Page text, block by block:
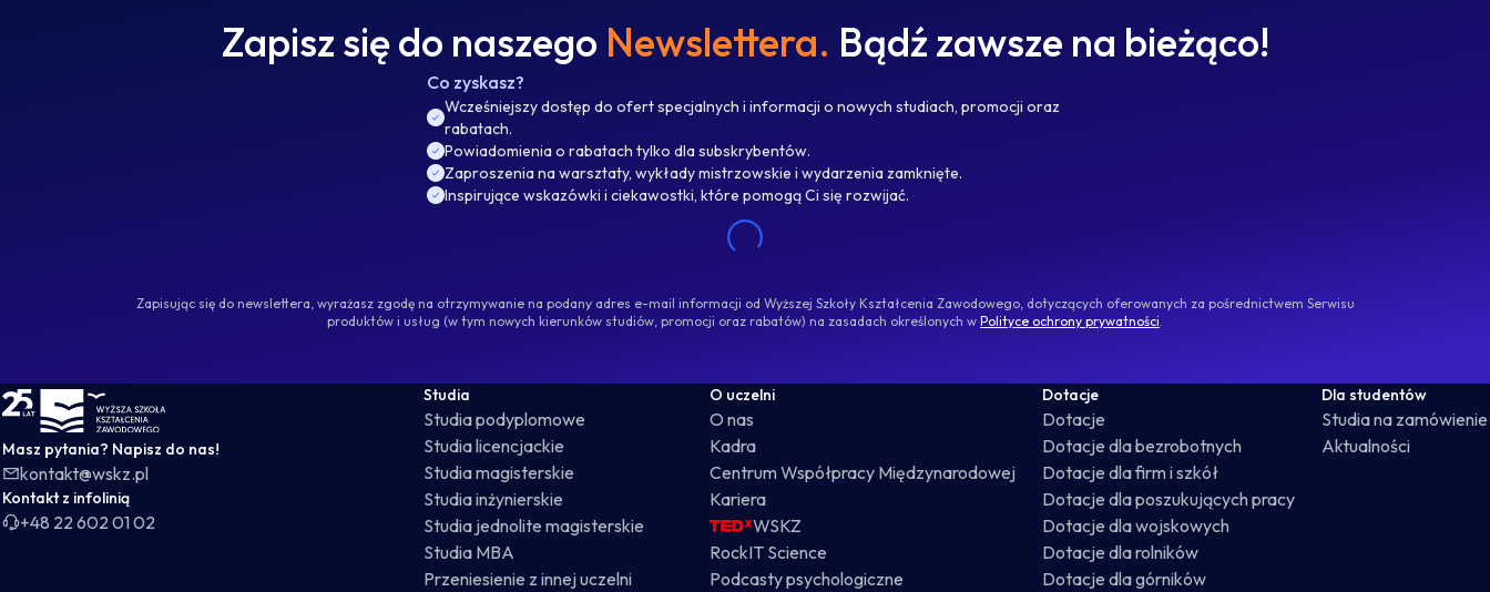
Zapisz się do naszego Newslettera. Bądź zawsze na bieżąco!
Co zyskasz?
Wcześniejszy dostęp do ofert specjalnych i informacji o nowych studiach, promocji oraz
rabatach.
Powiadomienia o rabatach tylko dla subskrybentów.
Zaproszenia na warsztaty, wykłady mistrzowskie i wydarzenia zamknięte.
Inspirujące wskazówki i ciekawostki, które pomogą Ci się rozwijać.
Zapisując się do newslettera, wyrażasz zgodę na otrzymywanie na podany adres e-mail informacji od Wyższej Szkoły Kształcenia Zawodowego, dotyczących oferowanych za pośrednictwem Serwisu
produktów i usług (w tym nowych kierunków studiów, promocji oraz rabatów) na zasadach określonych w Polityce ochrony prywatności.
WSKZ - strona główna
Masz pytania? Napisz do nas!
kontakt@wskz.pl
Kontakt z infolinią
+48 22 602 01 02
Studia
Studia podyplomowe
Studia licencjackie
Studia magisterskie
Studia inżynierskie
Studia jednolite magisterskie
Studia MBA
Przeniesienie z innej uczelni
O uczelni
O nas
Kadra
Centrum Współpracy Międzynarodowej
Kariera
WSKZ
RockIT Science
Podcasty psychologiczne
Dotacje
Dotacje
Dotacje dla bezrobotnych
Dotacje dla firm i szkół
Dotacje dla poszukujących pracy
Dotacje dla wojskowych
Dotacje dla rolników
Dotacje dla górników
Dla studentów
Studia na zamówienie
Aktualności